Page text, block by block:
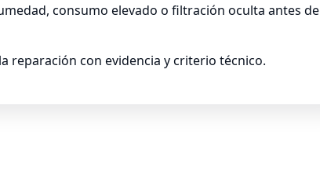
consumo elevado o filtración oculta antes de
reparación con evidencia y criterio técnico.